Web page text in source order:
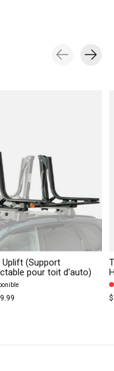
Uplift (Support
pour toit d'auto)